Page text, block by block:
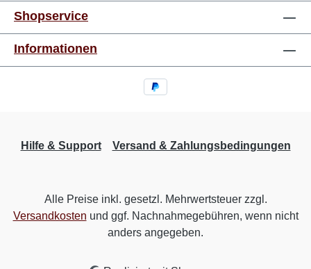
Shopservice
Informationen
Hilfe & Support Versand & Zahlungsbedingungen
Alle Preise inkl. gesetzl. Mehrwertsteuer zzgl.
Versandkosten und ggf. Nachnahmegebühren, wenn nicht
anders angegeben.